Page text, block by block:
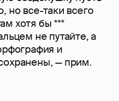
но все-таки всего
хотя бы ***
не путайте, а
и
— прим.